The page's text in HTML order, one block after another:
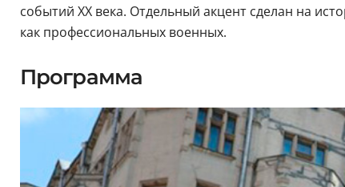
событий XX века. Отдельный акцент сделан на
как профессиональных военных.
Программа